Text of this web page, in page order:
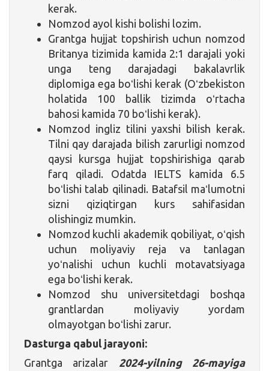
kerak.
Nomzod ayol kishi bolishi lozim.
Grantga hujjat topshirish uchun nomzod
Britanya tizimida kamida 2:1 darajali yoki
unga teng darajadagi bakalavrlik
diplomiga ega boʻlishi kerak (Oʻzbekiston
holatida 100 ballik tizimda oʻrtacha
bahosi kamida 70 boʻlishi kerak).
Nomzod ingliz tilini yaxshi bilish kerak.
Tilni qay darajada bilish zarurligi nomzod
qaysi kursga hujjat topshirishiga qarab
farq qiladi. Odatda IELTS kamida 6.5
boʻlishi talab qilinadi. Batafsil maʻlumotni
sizni qiziqtirgan kurs sahifasidan
olishingiz mumkin.
Nomzod kuchli akademik qobiliyat, oʻqish
uchun moliyaviy reja va tanlagan
yoʻnalishi uchun kuchli motavatsiyaga
ega boʻlishi kerak.
Nomzod shu universitetdagi boshqa
grantlardan moliyaviy yordam
olmayotgan boʻlishi zarur.
Dasturga qabul jarayoni:
Grantga arizalar 2024-yilning 26-mayiga